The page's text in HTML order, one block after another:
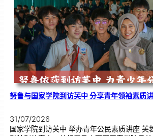
《
奏
花
悦
韵
》
圆
满
演
出
努鲁与国家学院到访芙中 分享青年领袖素质
31/07/2026
国家学院到访芙中 举办青年公民素质讲座 芙